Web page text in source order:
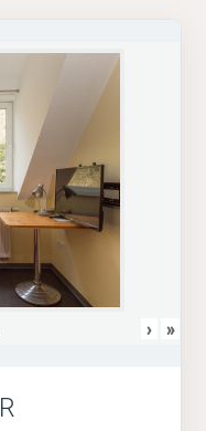
› »